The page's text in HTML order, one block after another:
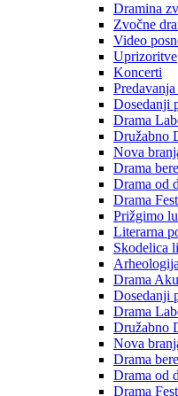
Dramina
Zvočne
Video
Uprizoritve
Koncerti
Dosedanji
Drama
Družabno
Nova
Drama bere
Drama od
Drama
Prižgimo
Literarna
Skodelica
Drama
Dosedanji
Drama
Družabno
Nova
Drama bere
Drama od
Drama